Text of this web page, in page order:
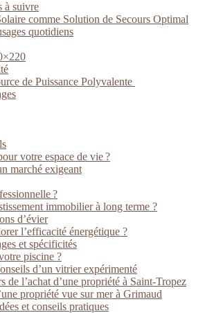
à suivre
comme Solution de Secours Optimal
quotidiens
de Puissance Polyvalente
votre espace de vie ?
marché exigeant
?
immobilier à long terme ?
d’évier
l’efficacité énergétique ?
et spécificités
piscine ?
d’un vitrier expérimenté
de l’achat d’une propriété à Saint-Tropez
propriété vue sur mer à Grimaud
et conseils pratiques